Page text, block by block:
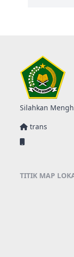
Silahkan
trans
TITIK MAP